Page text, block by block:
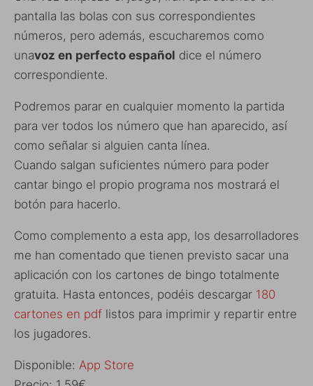
pantalla las bolas con sus correspondientes
números, pero además, escucharemos como
unavoz en perfecto español dice el número
correspondiente.
Podremos parar en cualquier momento la partida
para ver todos los número que han aparecido, así
como señalar si alguien canta línea.
Cuando salgan suficientes número para poder
cantar bingo el propio programa nos mostrará el
botón para hacerlo.
Como complemento a esta app, los desarrolladores
me han comentado que tienen previsto sacar una
aplicación con los cartones de bingo totalmente
gratuita. Hasta entonces, podéis descargar 180
cartones en pdf listos para imprimir y repartir entre
los jugadores.
Disponible: App Store